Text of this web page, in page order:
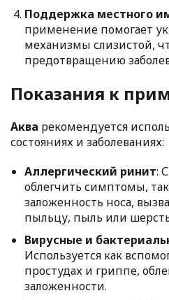
Поддержка местного
применение помогает
механизмы слизистой,
предотвращению
Показания к
Аква рекомендуется
состояниях и заболеваниях:
Аллергический ринит:
облегчить симптомы,
заложенность носа,
пыльцу, пыль или
Вирусные и
Используется как
простудах и гриппе,
заложенности.